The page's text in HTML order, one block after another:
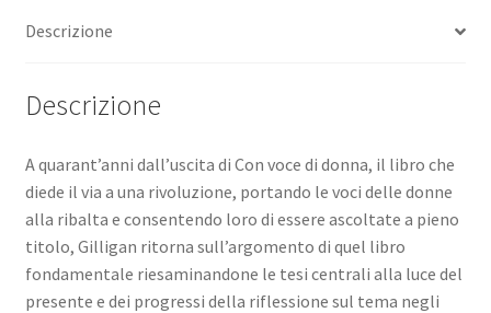
Descrizione
Descrizione
A quarant’anni dall’uscita di Con voce di donna, il libro che
diede il via a una rivoluzione, portando le voci delle donne
alla ribalta e consentendo loro di essere ascoltate a pieno
titolo, Gilligan ritorna sull’argomento di quel libro
fondamentale riesaminandone le tesi centrali alla luce del
presente e dei progressi della riflessione sul tema negli